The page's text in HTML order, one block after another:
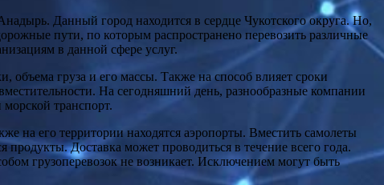
Данный город находится в сердце Чукотского округа. Но,
пути, по которым распространено перевозить различные
в данной сфере услуг.
объема груза и его массы. Также на способ влияет сроки
На сегодняшний день, разнообразные компании
транспорт.
на его территории находятся аэропорты. Вместить самолеты
Доставка может проводиться в течение всего года.
грузоперевозок не возникает. Исключением могут быть